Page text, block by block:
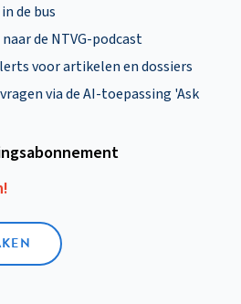
de bus
de NTVG-podcast
voor artikelen en dossiers
via de AI-toepassing 'Ask